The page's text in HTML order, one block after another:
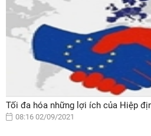
Tối đa hóa những lợi ích của Hiệp
08:16 02/09/2021